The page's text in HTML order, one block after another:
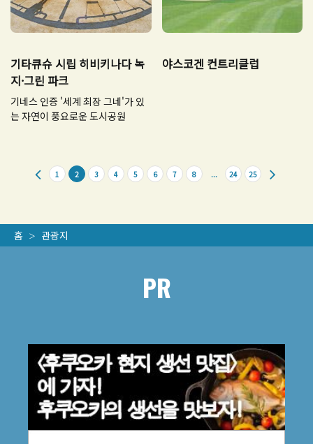
기타큐슈 시립 히비키나다 녹
지·그린 파크
기네스 인증 '세계 최장 그네'가 있
는 자연이 풍요로운 도시공원
야스코겐 컨트리클럽
1 2 3 4 5 6 7 8 ... 24 25
홈 관광지
PR